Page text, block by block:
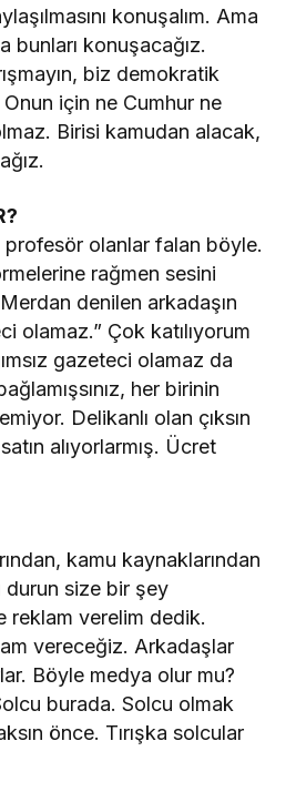
konuşalım. Ama
bunları konuşacağız.
biz demokratik
için ne Cumhur ne
Birisi kamudan alacak,
olanlar falan böyle.
rağmen sesini
denilen arkadaşın
olamaz.” Çok katılıyorum
gazeteci olamaz da
her birinin
Delikanlı olan çıksın
alıyorlarmış. Ücret
kamu kaynaklarından
durun size bir şey
reklam verelim dedik.
vereceğiz. Arkadaşlar
Böyle medya olur mu?
burada. Solcu olmak
önce. Tırışka solcular